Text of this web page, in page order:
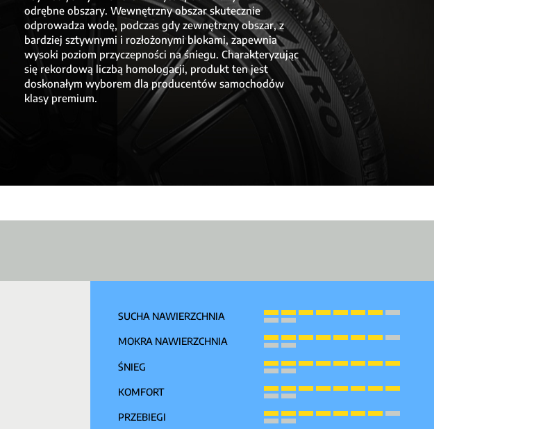
odrębne obszary. Wewnętrzny obszar skutecznie
odprowadza wodę, podczas gdy zewnętrzny obszar, z
bardziej sztywnymi i rozłożonymi blokami, zapewnia
wysoki poziom przyczepności na śniegu. Charakteryzując
się rekordową liczbą homologacji, produkt ten jest
doskonałym wyborem dla producentów samochodów
klasy premium.
SUCHA NAWIERZCHNIA
MOKRA NAWIERZCHNIA
ŚNIEG
KOMFORT
PRZEBIEGI